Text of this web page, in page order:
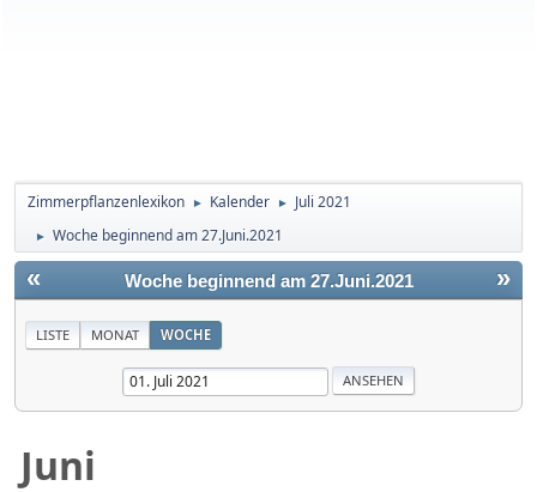
Zimmerpflanzenlexikon ► Kalender ► Juli 2021
► Woche beginnend am 27.Juni.2021
« »
Woche beginnend am 27.Juni.2021
LISTE MONAT WOCHE
Juni